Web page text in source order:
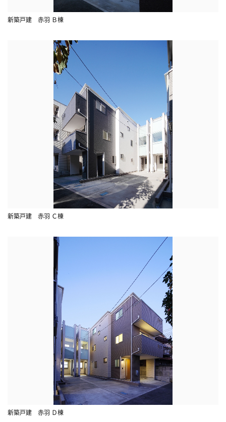
新築戸建 赤羽 Ｂ棟
新築戸建 赤羽 Ｃ棟
新築戸建 赤羽 Ｄ棟